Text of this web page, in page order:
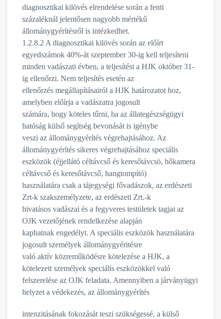
diagnosztikai kilövés elrendelése során a fenti
százaléknál jelentősen nagyobb mértékű
állománygyérítésről is intézkedhet.
1.2.8.2 A diagnosztikai kilövés során az előírt
egyedszámok 40%-át szeptember 30-ig kell teljesíteni
minden vadászati évben, a teljesítést a HJK október 31-
ig ellenőrzi. Nem teljesítés esetén az
ellenőrzés megállapításairól a HJK határozatot hoz,
amelyben előírja a vadászatra jogosult
számára, hogy köteles tűrni, ha az állategészségügyi
hatóság külső segítség bevonását is igénybe
veszi az állománygyérítés végrehajtásához. Az
állománygyérítés sikeres végrehajtásához speciális
eszközök (éjjellátó céltávcső és keresőtávcsö, hőkamera
céltávcső és keresőtávcső, hangtompító)
használatára csak a tájegységi fővadászok, az erdészeti
Zrt-k szakszemélyzete, az erdészeti Zrt.-k
hivatásos vadászai és a fegyveres testületek tagjai az
OJK vezetőjének rendelkezése alapján
kaphatnak engedélyt. A speciális eszközök használatára
jogosult személyek állománygyéritésre
való aktív közreműködésre kötelezése a HJK, a
kötelezett személyek speciális eszközökkel való
felszerelése az OJK feladata. Amennyiben a járványügyi
helyzet a védekezés, az állománygyérítés
intenzitásának fokozását teszi szükségessé, a külső